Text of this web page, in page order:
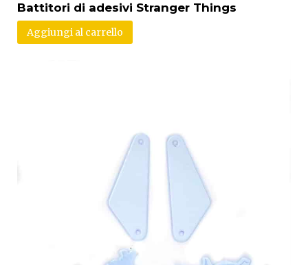
Battitori di adesivi Stranger Things
Aggiungi al carrello